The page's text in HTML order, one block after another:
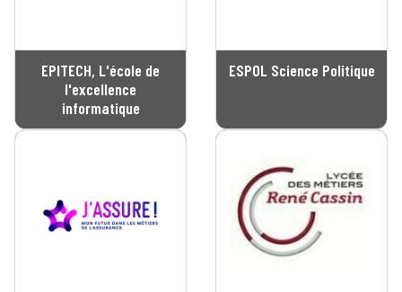
EPITECH, L'école de
l'excellence
informatique
ESPOL Science Politique